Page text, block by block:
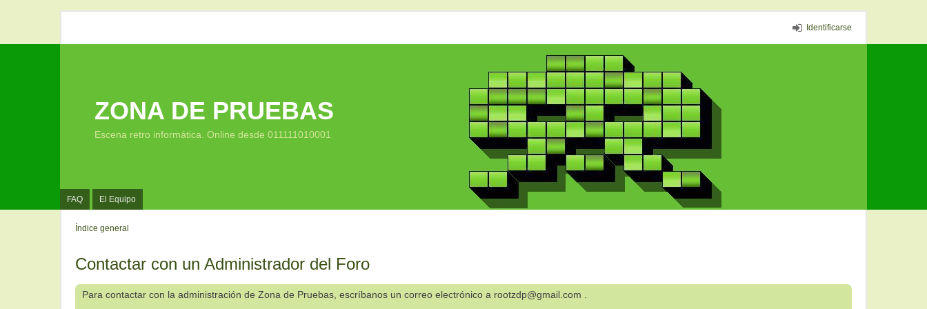
Identificarse
FAQ El Equipo
ZONA DE PRUEBAS
Escena retro informática. Online desde 011111010001
Índice general
Contactar con un Administrador del Foro
Para contactar con la administración de Zona de Pruebas, escríbanos un correo electrónico a rootzdp@gmail.com .